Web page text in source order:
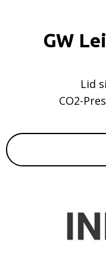
GW
Lid
CO2-